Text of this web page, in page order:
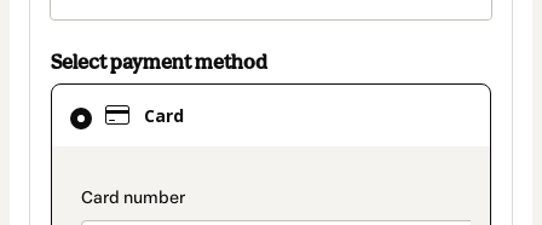
Select payment method
Card
payment_data.section_title_v2
Card
selected
method